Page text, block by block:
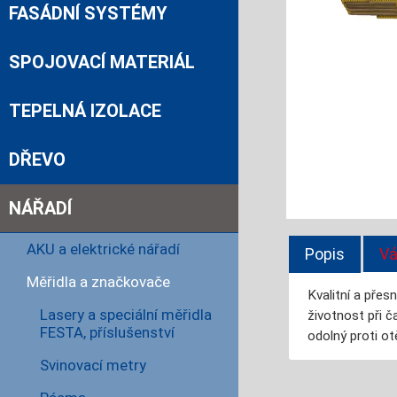
Popis
Kvalitní a
životnost při
odolný proti
FASÁDNÍ SYSTÉMY
SPOJOVACÍ MATERIÁL
TEPELNÁ IZOLACE
DŘEVO
NÁŘADÍ
AKU a elektrické nářadí
Měřidla a značkovače
Lasery a speciální měřidla
FESTA, příslušenství
Svinovací metry